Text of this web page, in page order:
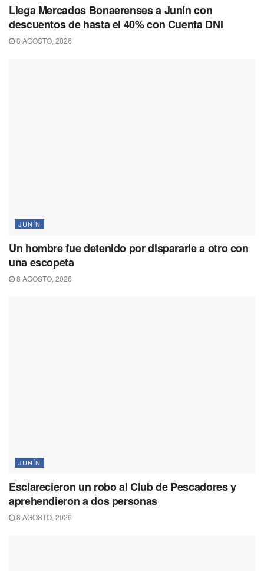
Llega Mercados Bonaerenses a Junín con
descuentos de hasta el 40% con Cuenta DNI
8 AGOSTO, 2026
JUNÍN
Un hombre fue detenido por dispararle a otro con
una escopeta
8 AGOSTO, 2026
JUNÍN
Esclarecieron un robo al Club de Pescadores y
aprehendieron a dos personas
8 AGOSTO, 2026